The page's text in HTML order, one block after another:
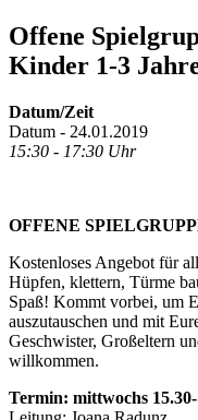
Offene
Kinder 1-3
Datum/Zeit
Datum - 24.01.2019
15:30 - 17:30 Uhr
OFFENE
Kostenloses Angebot für
Hüpfen, klettern, Türme
Spaß! Kommt vorbei, um
auszutauschen und mit
Geschwister, Großeltern
willkommen.
Termin: mittwochs